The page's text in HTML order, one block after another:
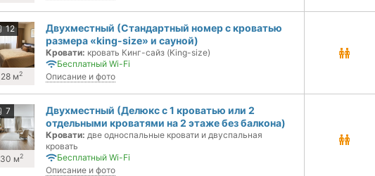
12
28 м2
Двухместный (Стандартный номер с кроватью
размера «king-size» и сауной)
Кровати: кровать Кинг-сайз (King-size)
Бесплатный Wi-Fi
Описание и фото
7
30 м2
Двухместный (Делюкс с 1 кроватью или 2
отдельными кроватями на 2 этаже без балкона)
Кровати: две односпальные кровати и двуспальная
кровать
Бесплатный Wi-Fi
Описание и фото